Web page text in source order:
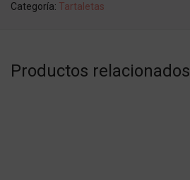
Categoría: Tartaletas
Productos relacionados